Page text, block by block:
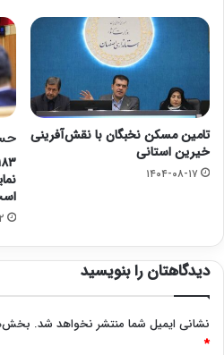
تامین مسکن نخبگان با نقش‌آفرینی
خیرین استانی
۱۴۰۴-۰۸-۱۷
دیدگاهتان را بنویسید
نشانی ایمیل شما منتشر نخواهد شد.
*